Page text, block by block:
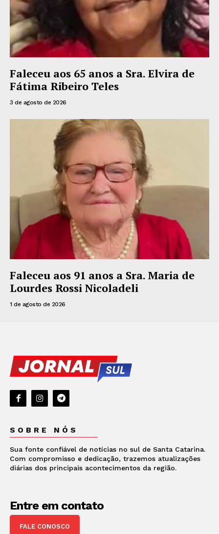
Faleceu aos 65 anos a Sra. Elvira de
Fátima Ribeiro Teles
3 de agosto de 2026
Faleceu aos 91 anos a Sra. Maria de
Lourdes Rossi Nicoladeli
1 de agosto de 2026
SOBRE NÓS
Sua fonte confiável de notícias no sul de Santa Catarina.
Com compromisso e dedicação, trazemos atualizações
diárias dos principais acontecimentos da região.
Entre em contato
FALE CONOSCO